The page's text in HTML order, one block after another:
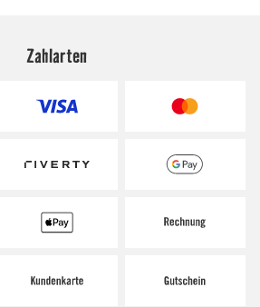
Zahlarten